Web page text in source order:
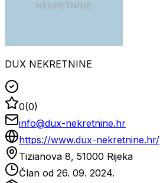
DUX NEKRETNINE
0(0)
info@dux-nekretnine.hr
https://www.dux-nekretnine.hr/
Tizianova 8, 51000 Rijeka
Član od 26. 09. 2024.